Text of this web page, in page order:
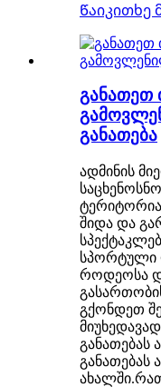
Წაიკითხე
განათეთ
განათება
ადმინის
შიდა და
სპორტული
როდეოსა
გქონდეთ
განათებას
განათებას